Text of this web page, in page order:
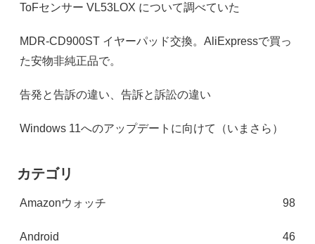
ToFセンサー VL53LOX について調べていた
MDR-CD900ST イヤーパッド交換。AliExpressで買っ
た安物非純正品で。
告発と告訴の違い、告訴と訴訟の違い
Windows 11へのアップデートに向けて（いまさら）
カテゴリ
Amazonウォッチ 98
Android 46